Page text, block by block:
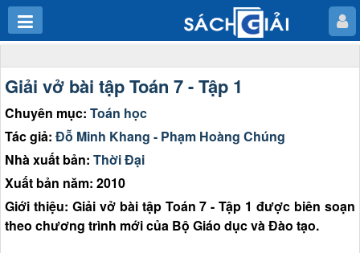
Giải vở bài tập Toán 7 - Tập 1
Chuyên mục: Toán học
Tác giả: Đỗ Minh Khang - Phạm Hoàng Chúng
Nhà xuất bản: Thời Đại
Xuất bản năm: 2010
Giới thiệu: Giải vở bài tập Toán 7 - Tập 1 được biên soạn
theo chương trình mới của Bộ Giáo dục và Đào tạo.